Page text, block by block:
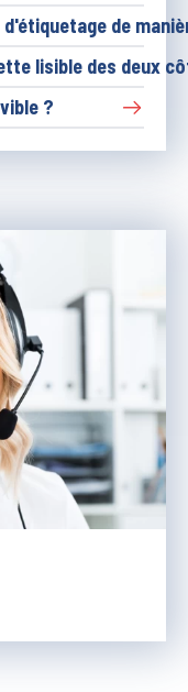
de
lisible des deux
?